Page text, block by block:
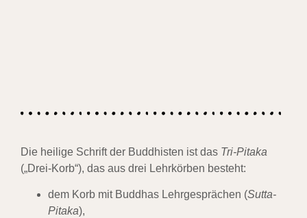
Die heilige Schrift der Buddhisten ist das Tri-Pitaka
(„Drei-Korb“), das aus drei Lehrkörben besteht:
dem Korb mit Buddhas Lehrgesprächen (Sutta-
Pitaka),